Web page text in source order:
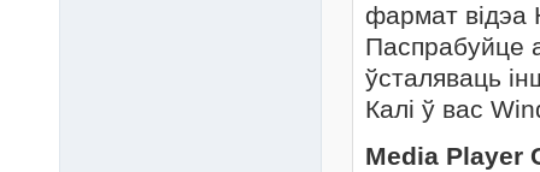
фармат відэа
Паспрабуйце
ўсталяваць
Калі ў вас
Media Player